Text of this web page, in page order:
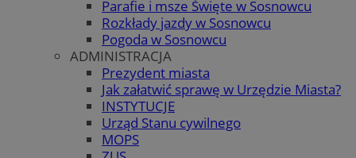
Parafie i msze Święte w Sosnowcu
Rozkłady jazdy w Sosnowcu
Pogoda w Sosnowcu
ADMINISTRACJA
Prezydent miasta
Jak załatwić sprawę w Urzędzie Miasta?
INSTYTUCJE
Urząd Stanu cywilnego
MOPS